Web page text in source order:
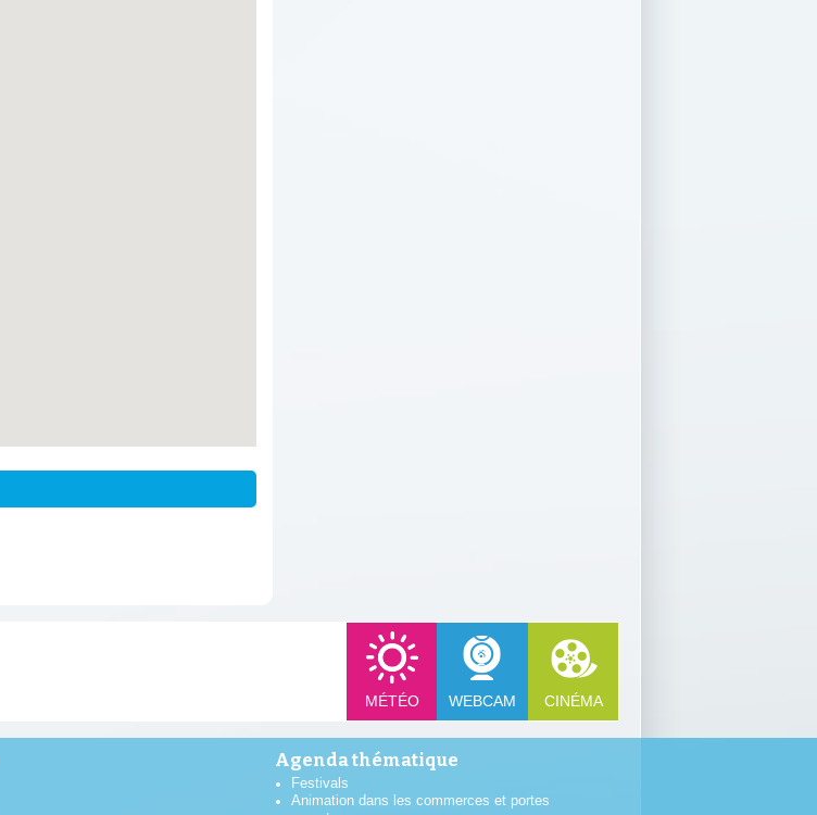
MÉTÉO WEBCAM CINÉMA
Agenda thématique
Festivals
Animation dans les commerces et portes